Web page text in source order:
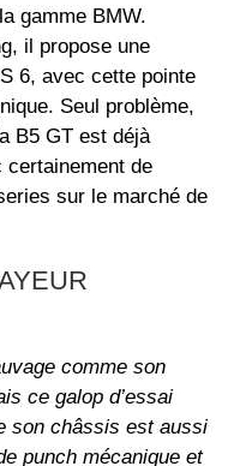
gamme BMW.
il propose une
6, avec cette pointe
Seul problème,
B5 GT est déjà
certainement de
sur le marché de
comme son
ce galop d’essai
son châssis est aussi
punch mécanique et